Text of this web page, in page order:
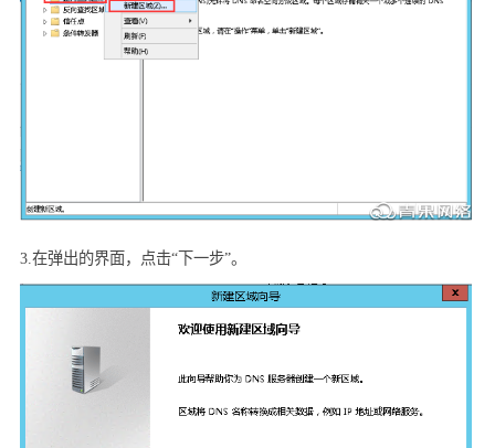
3.在弹出的界面，点击“下一步”。